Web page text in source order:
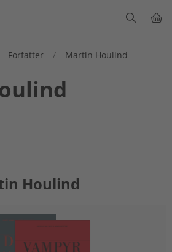
Forfatter / Martin Houlind
Houlind